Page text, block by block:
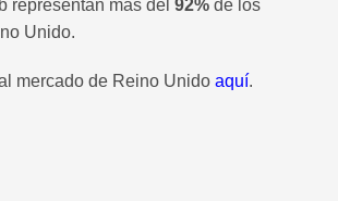
representan más del 92% de los
Unido.
mercado de Reino Unido aquí.